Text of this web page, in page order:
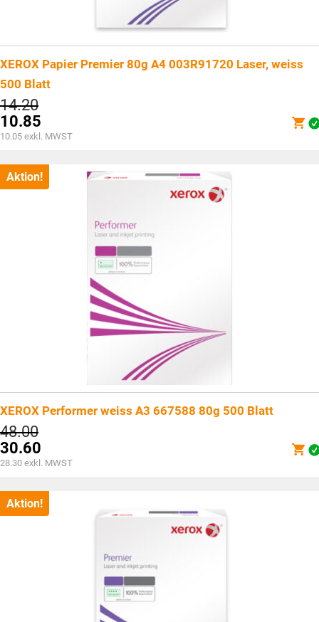
XEROX Papier Premier 80g A4 003R91720 Laser, weiss
500 Blatt
14.20Ursprünglicher
Preis
war:
CHF14.20
10.85
Aktueller
ist:
CHF10.85.
10.05 exkl. MWST
Aktion!
XEROX Performer weiss A3 667588 80g 500 Blatt
48.00Ursprünglicher
Preis
war:
CHF48.00
30.60
Aktueller
ist:
CHF30.60.
28.30 exkl. MWST
Aktion!